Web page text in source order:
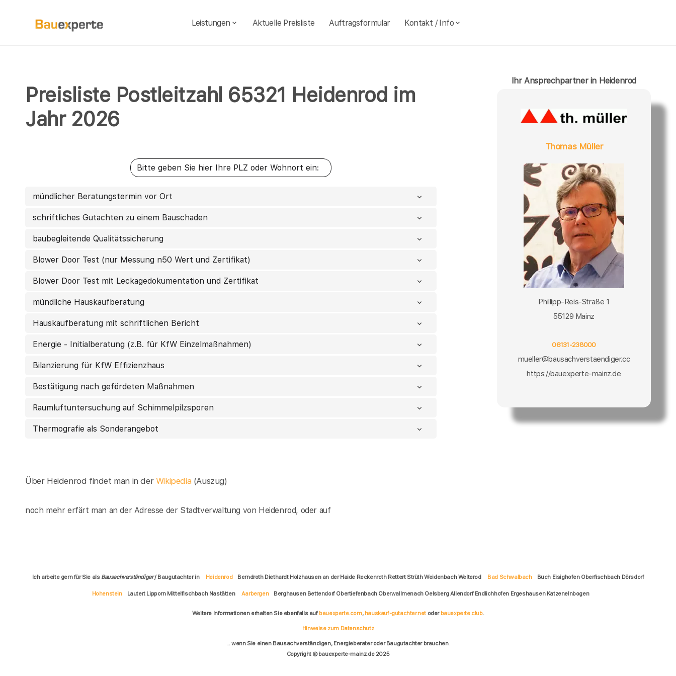
Leistungen Aktuelle Preisliste Auftragsformular Kontakt / Info
Preisliste Postleitzahl 65321 Heidenrod im
Jahr 2026
mündlicher Beratungstermin vor Ort
schriftliches Gutachten zu einem Bauschaden
baubegleitende Qualitätssicherung
Blower Door Test (nur Messung n50 Wert und Zertifikat)
Blower Door Test mit Leckagedokumentation und Zertifikat
mündliche Hauskaufberatung
Hauskaufberatung mit schriftlichen Bericht
Energie - Initialberatung (z.B. für KfW Einzelmaßnahmen)
Bilanzierung für KfW Effizienzhaus
Bestätigung nach gefördeten Maßnahmen
Raumluftuntersuchung auf Schimmelpilzsporen
Thermografie als Sonderangebot
Über Heidenrod findet man in der Wikipedia (Auszug)
noch mehr erfärt man an der Adresse der Stadtverwaltung von Heidenrod, oder auf
Ihr Ansprechpartner in Heidenrod
Thomas Müller
Phillipp-Reis-Straße 1
55129 Mainz
06131-238000
mueller@bausachverstaendiger.cc
https://bauexperte-mainz.de
Ich arbeite gern für Sie als Bausachverständiger/ Baugutachter in Heidenrod Berndroth Diethardt Holzhausen an der Haide Reckenroth Rettert Strüth Weidenbach Welterod Bad Schwalbach Buch Eisighofen Oberfischbach Dörsdorf
Hohenstein Lautert Lipporn Mittelfischbach Nastätten Aarbergen Berghausen Bettendorf Obertiefenbach Oberwallmenach Oelsberg Allendorf Endlichhofen Ergeshausen Katzenelnbogen
Weitere Informationen erhalten Sie ebenfalls auf bauexperte.com, hauskauf-gutachter.net oder bauexperte.club.
Hinweise zum Datenschutz
... wenn Sie einen Bausachverständigen, Energieberater oder Baugutachter brauchen.
Copyright © bauexperte-mainz.de 2025